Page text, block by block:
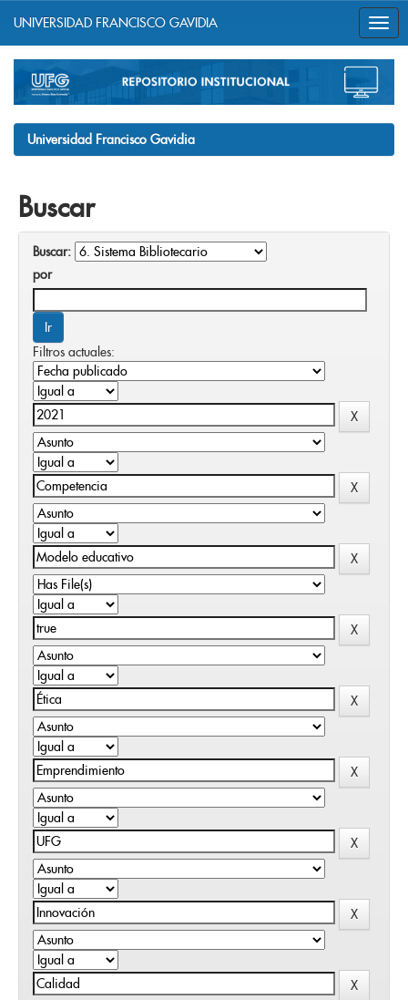
navigation
UNIVERSIDAD FRANCISCO GAVIDIA
Universidad Francisco Gavidia
Buscar
Buscar:
por
Filtros actuales: